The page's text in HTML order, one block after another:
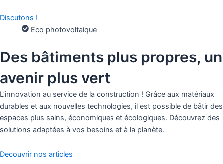
Discutons !
Eco photovoltaique
Des bâtiments plus propres, un
avenir plus vert
L’innovation au service de la construction ! Grâce aux matériaux
durables et aux nouvelles technologies, il est possible de bâtir des
espaces plus sains, économiques et écologiques. Découvrez des
solutions adaptées à vos besoins et à la planète.
Decouvrir nos articles